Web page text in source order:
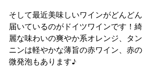
そして最近美味しいワインがどんどん
届いているのがドイツワインです！綺
麗な味わいの爽やか系オレンジ、タン
ニンは軽やかな薄旨の赤ワイン、赤の
微発泡もあります♪